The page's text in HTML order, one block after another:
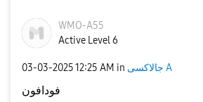
WMO-A55
Active Level 6
‎03-03-202512:25 AM in جالاكسى A
فودافون